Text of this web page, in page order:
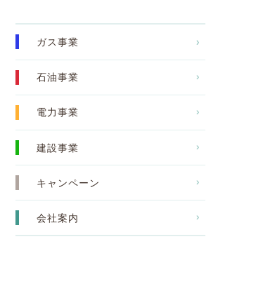
ガス事業
石油事業
電力事業
建設事業
キャンペーン
会社案内